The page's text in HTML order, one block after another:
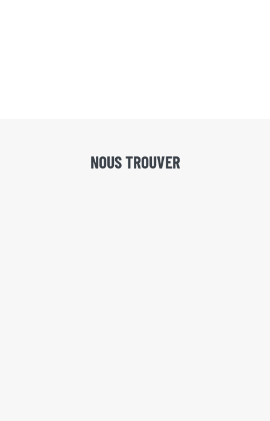
NOUS TROUVER